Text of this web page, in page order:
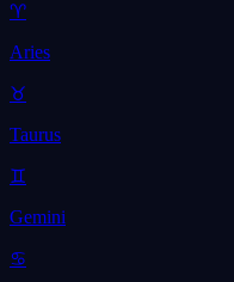
♈
Aries
♉
Taurus
♊
Gemini
♋